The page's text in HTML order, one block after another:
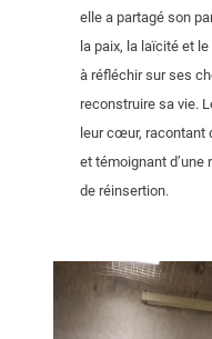
elle a partagé son
la paix, la laïcité et
à réfléchir sur ses
reconstruire sa vie.
leur cœur, racontant
et témoignant d’une
de réinsertion.